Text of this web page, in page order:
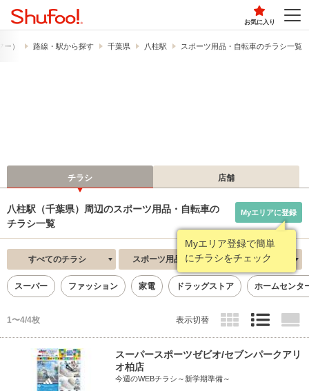
お気に入り
） 路線・駅から探す 千葉県 八柱駅 スポーツ用品・自転車のチラシ一覧
チラシ 店舗
八柱駅（千葉県）周辺のスポーツ用品・自転車の
チラシ一覧
Myエリア登録で簡単
にチラシをチェック
Myエリアに登録
すべてのチラシ スポーツ用品・自転車 新着順
スーパー ファッション 家電 ドラッグストア ホームセンタ
1〜4/4枚 表示切替
スーパースポーツゼビオ/セブンパークアリ
オ柏店
今週のWEBチラシ～新学期準備～